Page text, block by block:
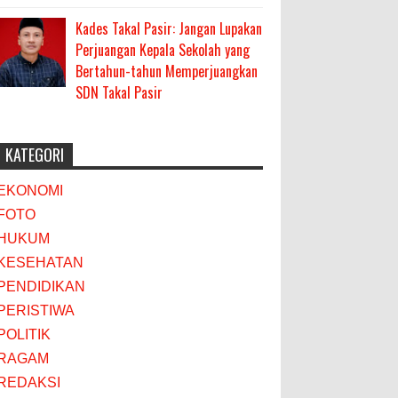
Kades Takal Pasir: Jangan Lupakan
Perjuangan Kepala Sekolah yang
Bertahun-tahun Memperjuangkan
SDN Takal Pasir
KATEGORI